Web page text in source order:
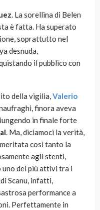
. La sorellina di Belen
è fatta. Ha superato
soprattutto nel
desnuda,
il pubblico con
della vigilia,Valerio
finora aveva
in finale forte
. Ma, diciamoci la verità,
meritata così tanto la
agli stenti,
uno dei più attivi tra i
Scanu, infatti,
performance a
Perfettamente in